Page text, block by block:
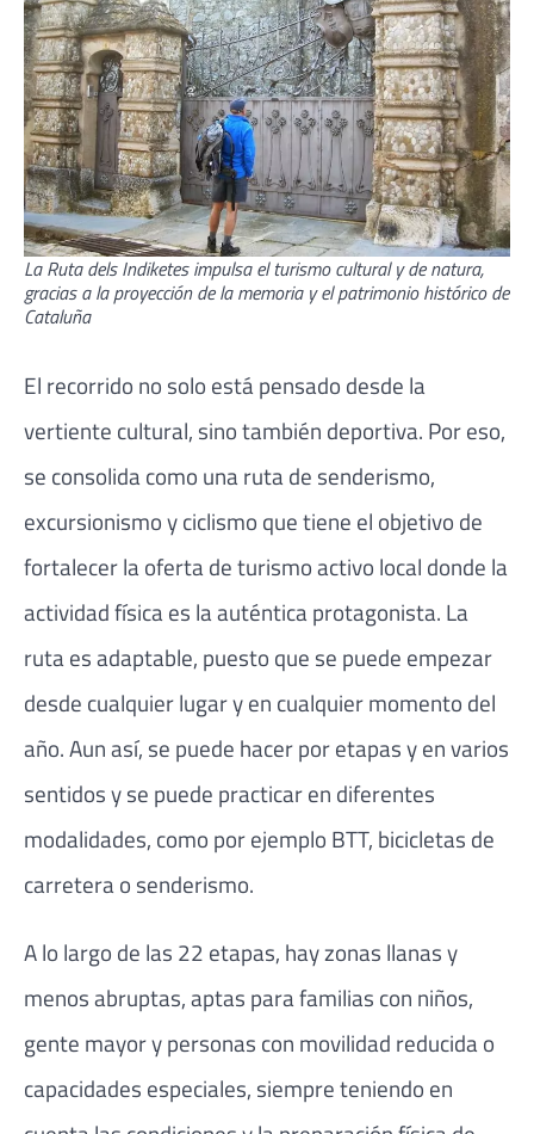
La Ruta dels Indiketes impulsa el turismo cultural y de natura,
gracias a la proyección de la memoria y el patrimonio histórico de
Cataluña
El recorrido no solo está pensado desde la
vertiente cultural, sino también deportiva. Por eso,
se consolida como una ruta de senderismo,
excursionismo y ciclismo que tiene el objetivo de
fortalecer la oferta de turismo activo local donde la
actividad física es la auténtica protagonista. La
ruta es adaptable, puesto que se puede empezar
desde cualquier lugar y en cualquier momento del
año. Aun así, se puede hacer por etapas y en varios
sentidos y se puede practicar en diferentes
modalidades, como por ejemplo BTT, bicicletas de
carretera o senderismo.
A lo largo de las 22 etapas, hay zonas llanas y
menos abruptas, aptas para familias con niños,
gente mayor y personas con movilidad reducida o
capacidades especiales, siempre teniendo en